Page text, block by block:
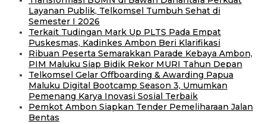
Layanan Publik, Telkomsel Tumbuh Sehat di
Semester I 2026
Terkait Tudingan Mark Up PLTS Pada Empat
Puskesmas, Kadinkes Ambon Beri Klarifikasi
Ribuan Peserta Semarakkan Parade Kebaya Ambon,
PIM Maluku Siap Bidik Rekor MURI Tahun Depan
Telkomsel Gelar Offboarding & Awarding Papua
Maluku Digital Bootcamp Season 3, Umumkan
Pemenang Karya Inovasi Sosial Terbaik
Pemkot Ambon Siapkan Tender Pemeliharaan Jalan
Bentas